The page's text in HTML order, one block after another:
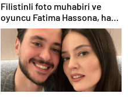
Filistinli foto muhabiri ve
oyuncu Fatima Hassona, hava
saldırısı sonucu hayatını
kaybetti